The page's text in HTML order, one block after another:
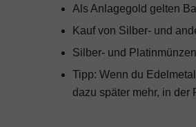
Als Anlagegold gelten
Kauf von Silber- und
Silber- und
Tipp: Wenn du
dazu später mehr, in der